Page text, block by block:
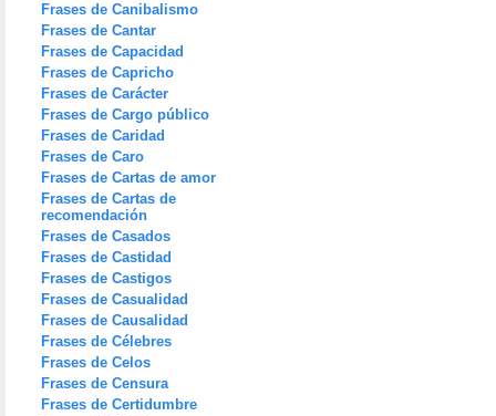
Frases de Canibalismo
Frases de Cantar
Frases de Capacidad
Frases de Capricho
Frases de Carácter
Frases de Cargo público
Frases de Caridad
Frases de Caro
Frases de Cartas de amor
Frases de Cartas de
recomendación
Frases de Casados
Frases de Castidad
Frases de Castigos
Frases de Casualidad
Frases de Causalidad
Frases de Célebres
Frases de Celos
Frases de Censura
Frases de Certidumbre